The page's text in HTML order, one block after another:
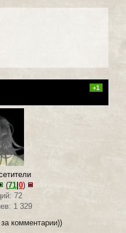
+1
(71|0)
72
1 329
за комментарии))